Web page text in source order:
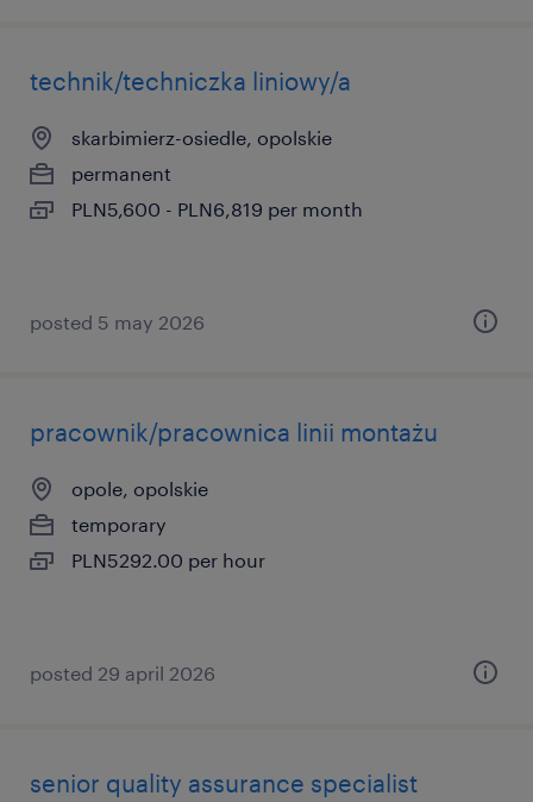
technik/techniczka liniowy/a
skarbimierz-osiedle, opolskie
permanent
PLN5,600 - PLN6,819 per month
posted 5 may 2026
pracownik/pracownica linii montażu
opole, opolskie
temporary
PLN5292.00 per hour
posted 29 april 2026
senior quality assurance specialist